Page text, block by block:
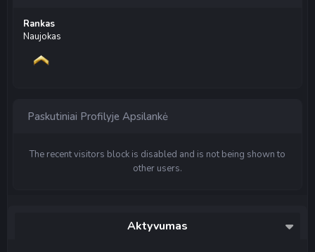
Rankas
Naujokas
Paskutiniai Profilyje Apsilankė
The recent visitors block is disabled and is not being shown to
other users.
Aktyvumas